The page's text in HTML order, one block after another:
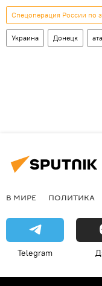
Спецоперация России по
Украина Донецк
В МИРЕ ПОЛИТИКА
Telegram